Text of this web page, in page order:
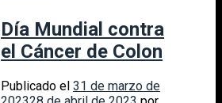
Día Mundial contra
el Cáncer de Colon
Publicado el31 de marzo de